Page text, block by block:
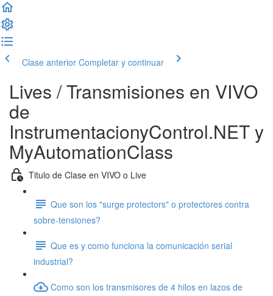
Clase anterior Completar y continuar
Lives / Transmisiones en VIVO
de
InstrumentacionyControl.NET y
MyAutomationClass
Titulo de Clase en VIVO o Live
Que son los "surge protectors" o protectores contra
sobre-tensiones?
Que es y como funciona la comunicación serial
industrial?
Como son los transmisores de 4 hilos en lazos de